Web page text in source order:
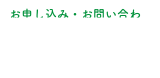
お申し込み・お問い合わ